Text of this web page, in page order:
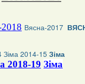
Вясна-2017
Зіма 2014-15 Зіма
2018-19 Зіма